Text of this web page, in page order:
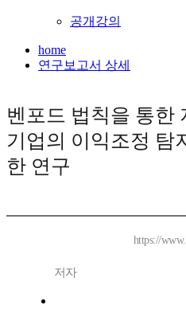
공개강의
home
연구보고서 상세
벤포드 법칙을 통한
기업의 이익조정 탐
한 연구
https://
저자